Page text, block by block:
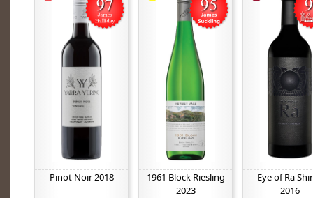
Pinot Noir 2018
1961 Block Riesling
2023
Eye of Ra
2016